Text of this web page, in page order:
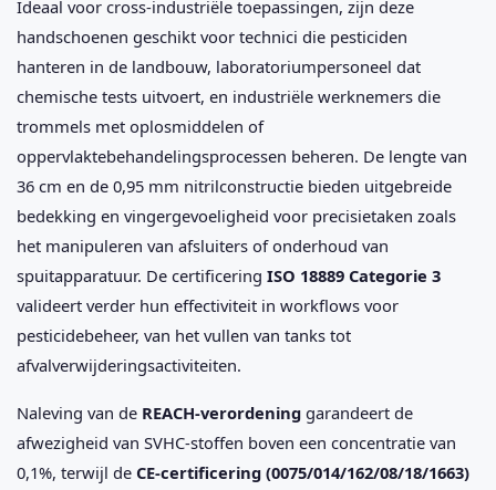
Ideaal voor cross-industriële toepassingen, zijn deze
handschoenen geschikt voor technici die pesticiden
hanteren in de landbouw, laboratoriumpersoneel dat
chemische tests uitvoert, en industriële werknemers die
trommels met oplosmiddelen of
oppervlaktebehandelingsprocessen beheren. De lengte van
36 cm en de 0,95 mm nitrilconstructie bieden uitgebreide
bedekking en vingergevoeligheid voor precisietaken zoals
het manipuleren van afsluiters of onderhoud van
spuitapparatuur. De certificering ISO 18889 Categorie 3
valideert verder hun effectiviteit in workflows voor
pesticidebeheer, van het vullen van tanks tot
afvalverwijderingsactiviteiten.
Naleving van de REACH-verordening garandeert de
afwezigheid van SVHC-stoffen boven een concentratie van
0,1%, terwijl de CE-certificering (0075/014/162/08/18/1663)